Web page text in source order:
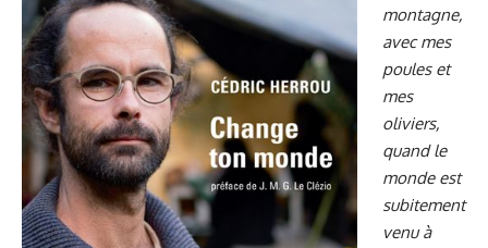
montagne,
avec mes
poules et
mes
oliviers,
quand le
monde est
subitement
venu à